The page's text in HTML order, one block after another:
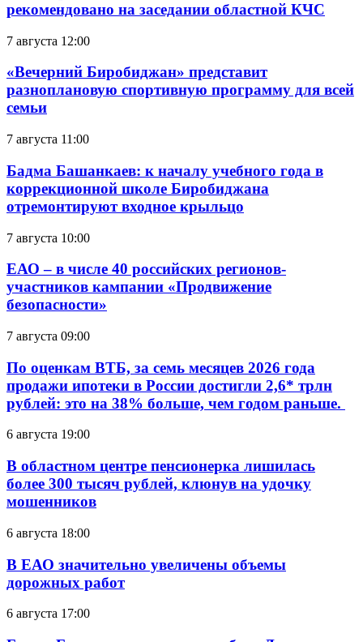
рекомендовано на заседании областной КЧС
7 августа 12:00
«Вечерний Биробиджан» представит
разноплановую спортивную программу для всей
семьи
7 августа 11:00
Бадма Башанкаев: к началу учебного года в
коррекционной школе Биробиджана
отремонтируют входное крыльцо
7 августа 10:00
ЕАО – в числе 40 российских регионов-
участников кампании «Продвижение
безопасности»
7 августа 09:00
По оценкам ВТБ, за семь месяцев 2026 года
продажи ипотеки в России достигли 2,6* трлн
рублей: это на 38% больше, чем годом раньше.
6 августа 19:00
В областном центре пенсионерка лишилась
более 300 тысяч рублей, клюнув на удочку
мошенников
6 августа 18:00
В ЕАО значительно увеличены объемы
дорожных работ
6 августа 17:00